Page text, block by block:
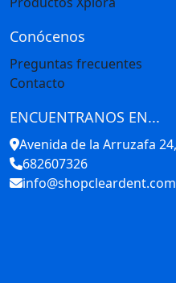
Conócenos
Preguntas frecuentes
Contacto
ENCUENTRANOS EN...
Avenida de la Arruzafa
682607326
info@shopcleardent.com